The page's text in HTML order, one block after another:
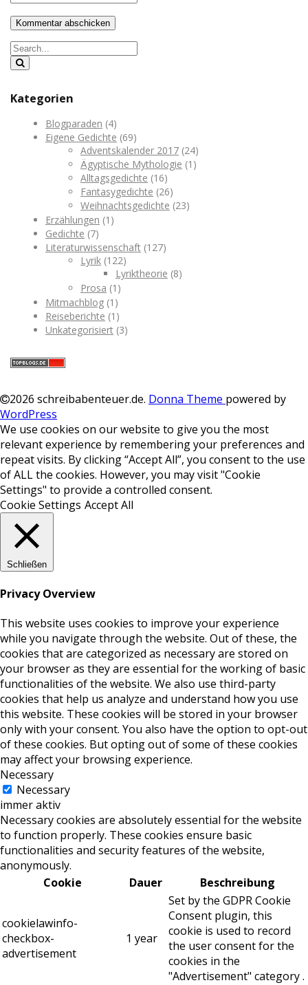
Kategorien
Blogparaden (4)
Eigene Gedichte (69)
Adventskalender 2017 (24)
Ägyptische Mythologie (1)
Alltagsgedichte (16)
Fantasygedichte (26)
Weihnachtsgedichte (23)
Erzählungen (1)
Gedichte (7)
Literaturwissenschaft (127)
Lyrik (122)
Lyriktheorie (8)
Prosa (1)
Mitmachblog (1)
Reiseberichte (1)
Unkategorisiert (3)
2026 schreibabenteuer.de. Donna Theme powered by
WordPress
We use cookies on our website to give you the most
relevant experience by remembering your preferences and
repeat visits. By clicking “Accept All”, you consent to the use
of ALL the cookies. However, you may visit "Cookie
Settings" to provide a controlled consent.
Cookie Settings Accept All
Schließen
Privacy Overview
This website uses cookies to improve your experience
while you navigate through the website. Out of these, the
cookies that are categorized as necessary are stored on
your browser as they are essential for the working of basic
functionalities of the website. We also use third-party
cookies that help us analyze and understand how you use
this website. These cookies will be stored in your browser
only with your consent. You also have the option to opt-out
of these cookies. But opting out of some of these cookies
may affect your browsing experience.
Necessary
Necessary
immer aktiv
Necessary cookies are absolutely essential for the website
to function properly. These cookies ensure basic
functionalities and security features of the website,
anonymously.
Cookie
Dauer Beschreibung
cookielawinfo-
checkbox-
advertisement
1 year
Set by the GDPR Cookie
Consent plugin, this
cookie is used to record
the user consent for the
cookies in the
"Advertisement" category .